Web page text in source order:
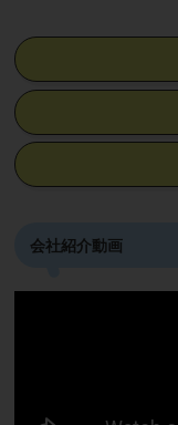
会社紹介動画